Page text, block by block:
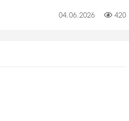
04.06.2026 420